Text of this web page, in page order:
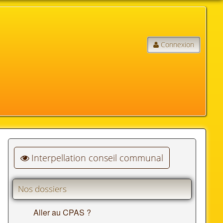
Connexion
Interpellation conseil communal
Nos dossiers
Aller au CPAS ?